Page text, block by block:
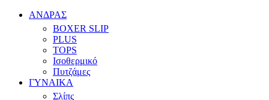
ΑΝΔΡΑΣ
BOXER SLIP
PLUS
TOPS
Ισοθερμικό
Πυτζάμες
ΓΥΝΑΙΚΑ
Σλίπς